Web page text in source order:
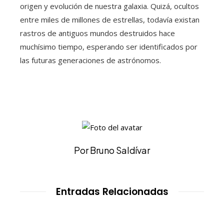
origen y evolución de nuestra galaxia. Quizá, ocultos
entre miles de millones de estrellas, todavía existan
rastros de antiguos mundos destruidos hace
muchísimo tiempo, esperando ser identificados por
las futuras generaciones de astrónomos.
Por Bruno Saldívar
Entradas Relacionadas